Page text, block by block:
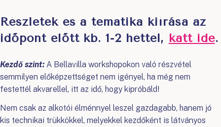
Részletek és a tematika kiírása az
időpont előtt kb. 1-2 héttel, katt ide.
Kezdő szint: A Bellavilla workshopokon való részvétel
semmilyen előképzettséget nem igényel, ha még nem
festettél akvarellel, itt az idő, hogy kipróbáld!
Nem csak az alkotói élménnyel leszel gazdagabb, hanem jó
kis technikai trükkökkel, melyekkel kezdőként is látványos